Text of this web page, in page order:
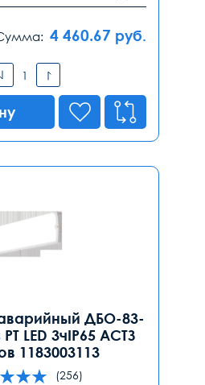
4 460.67 руб.
ДБО-83-
LED 3чIP65 АСТЗ
1183003113
(256)